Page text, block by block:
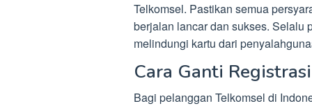
Telkomsel. Pastikan semua
berjalan lancar dan sukses. Selalu
melindungi kartu dari
Cara Ganti
Bagi pelanggan Telkomsel di